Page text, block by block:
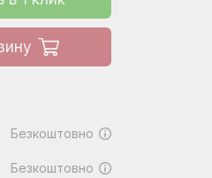
Безкоштовно
Безкоштовно